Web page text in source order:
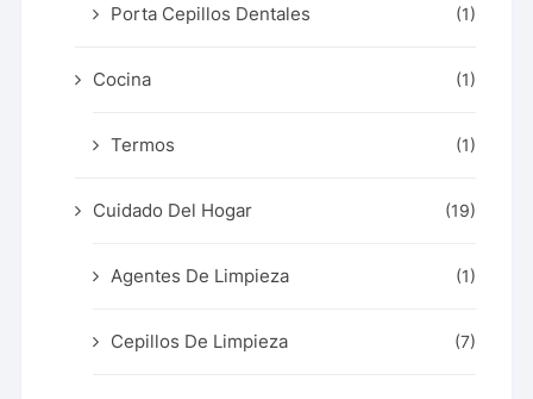
Porta Cepillos Dentales (1)
Cocina (1)
Termos (1)
Cuidado Del Hogar (19)
Agentes De Limpieza (1)
Cepillos De Limpieza (7)